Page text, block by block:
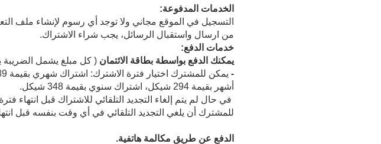
الخدمات المدفوعة:
التسجيل في الموقع مجاني ولا توجد أي رسوم لإنشاء ملف
من ارسال واستقبال الرسائل، يجب شراء الاشتراك.
خدمات الدفع:
يمكنك الدفع بواسطة بطاقة الائتمان ( كل مبلغ يشمل الضريبة
-
أشهر بقيمة 294 شيكل، اشتراك سنوي بقيمة 348 شيكل.
للمشترك أن يلغي التجديد التلقائي في أي وقت بنفسه قبل
الدفع عن طريق مكالمة هاتفية.